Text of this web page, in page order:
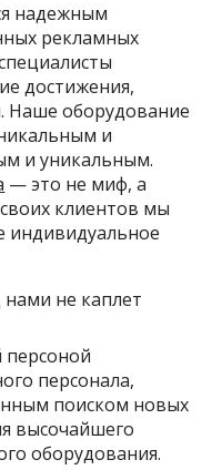
надежным
рекламных
достижения,
Наше оборудование
и
и уникальным.
— это не миф, а
клиентов мы
индивидуальное
не каплет
персоной
персонала,
поиском новых
высочайшего
оборудования.